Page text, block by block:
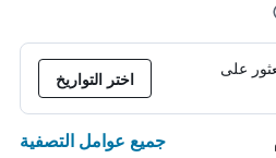
على
اختر التواريخ
جميع عوامل التصفية